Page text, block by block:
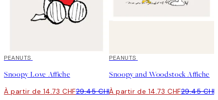
50%*
PEANUTS
Snoopy Love Affiche
À partir de 14.73 CHF29.45 CHF
50%*
PEANUTS
Snoopy and Woodstock Affiche
À partir de 14.73 CHF29.45 CHF